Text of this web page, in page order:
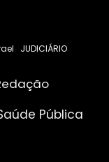
JUDICIÁRIO
Pública